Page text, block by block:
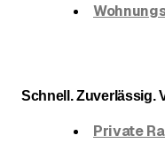
Schnell. Zuverlässig.
Private